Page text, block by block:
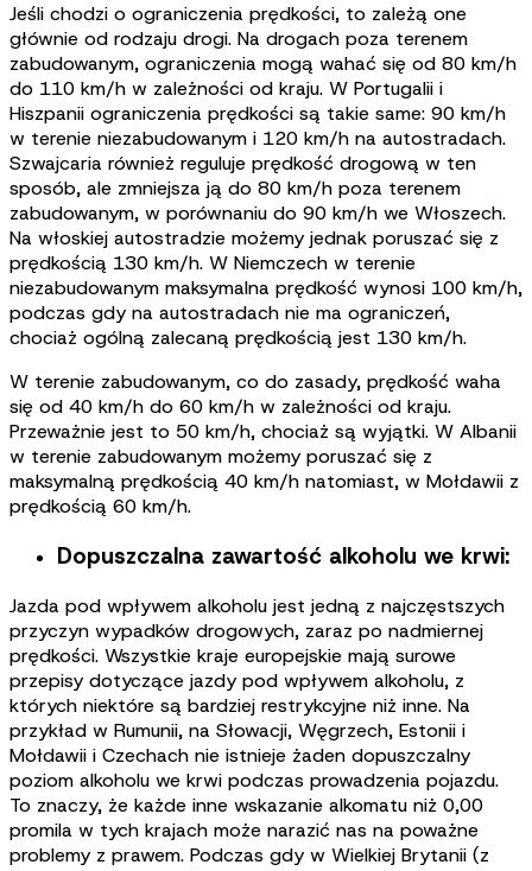
Jeśli chodzi o ograniczenia prędkości, to zależą one
głównie od rodzaju drogi. Na drogach poza terenem
zabudowanym, ograniczenia mogą wahać się od 80 km/h
do 110 km/h w zależności od kraju. W Portugalii i
Hiszpanii ograniczenia prędkości są takie same: 90 km/h
w terenie niezabudowanym i 120 km/h na autostradach.
Szwajcaria również reguluje prędkość drogową w ten
sposób, ale zmniejsza ją do 80 km/h poza terenem
zabudowanym, w porównaniu do 90 km/h we Włoszech.
Na włoskiej autostradzie możemy jednak poruszać się z
prędkością 130 km/h. W Niemczech w terenie
niezabudowanym maksymalna prędkość wynosi 100 km/h,
podczas gdy na autostradach nie ma ograniczeń,
chociaż ogólną zalecaną prędkością jest 130 km/h.
W terenie zabudowanym, co do zasady, prędkość waha
się od 40 km/h do 60 km/h w zależności od kraju.
Przeważnie jest to 50 km/h, chociaż są wyjątki. W Albanii
w terenie zabudowanym możemy poruszać się z
maksymalną prędkością 40 km/h natomiast, w Mołdawii z
prędkością 60 km/h.
Dopuszczalna zawartość alkoholu we krwi:
Jazda pod wpływem alkoholu jest jedną z najczęstszych
przyczyn wypadków drogowych, zaraz po nadmiernej
prędkości. Wszystkie kraje europejskie mają surowe
przepisy dotyczące jazdy pod wpływem alkoholu, z
których niektóre są bardziej restrykcyjne niż inne. Na
przykład w Rumunii, na Słowacji, Węgrzech, Estonii i
Mołdawii i Czechach nie istnieje żaden dopuszczalny
poziom alkoholu we krwi podczas prowadzenia pojazdu.
To znaczy, że każde inne wskazanie alkomatu niż 0,00
promila w tych krajach może narazić nas na poważne
problemy z prawem. Podczas gdy w Wielkiej Brytanii (z